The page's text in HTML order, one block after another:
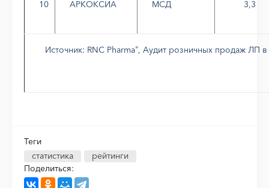
10 АРКОКСИА МСД 3,3
Источник: RNC Pharma®, Аудит розничных продаж ЛП в
Теги
статистика
рейтинги
Поделиться: